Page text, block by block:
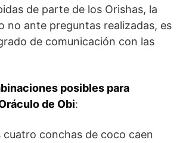
de parte de los Orishas, la
no ante preguntas realizadas, es
de comunicación con las
posibles para
de Obi:
cuatro conchas de coco caen